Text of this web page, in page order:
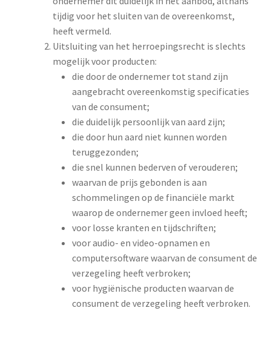
tijdig voor het sluiten van de overeenkomst,
heeft vermeld.
Uitsluiting van het herroepingsrecht is slechts
mogelijk voor producten:
die door de ondernemer tot stand zijn
aangebracht overeenkomstig specificaties
van de consument;
die duidelijk persoonlijk van aard zijn;
die door hun aard niet kunnen worden
teruggezonden;
die snel kunnen bederven of verouderen;
waarvan de prijs gebonden is aan
schommelingen op de financiële markt
waarop de ondernemer geen invloed heeft;
voor losse kranten en tijdschriften;
voor audio- en video-opnamen en
computersoftware waarvan de consument de
verzegeling heeft verbroken;
voor hygiënische producten waarvan de
consument de verzegeling heeft verbroken.